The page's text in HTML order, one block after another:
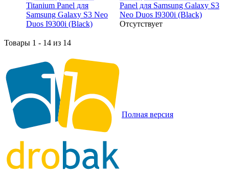
Panel для Samsung Galaxy S3
Neo Duos I9300i (Black)
Отсутствует
Товары 1 - 14 из 14
Полная версия